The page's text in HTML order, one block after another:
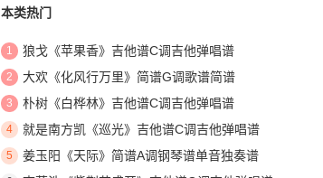
本类热门
1 狼戈《苹果香》吉他谱C调吉他弹唱谱
2 大欢《化风行万里》简谱G调歌谱简谱
3 朴树《白桦林》吉他谱C调吉他弹唱谱
4 就是南方凯《巡光》吉他谱C调吉他弹唱谱
5 姜玉阳《天际》简谱A调钢琴谱单音独奏谱